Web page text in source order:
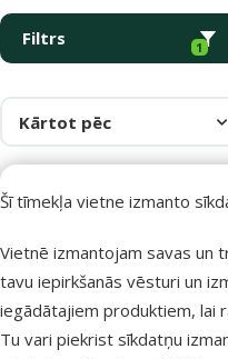
Šī tīmekļa vietne izmanto
Vietnē izmantojam savas un
tavu iepirkšanās vēsturi un
iegādātajiem produktiem, lai
Tu vari piekrist sīkdatņu
Filtrs 1
Kārtot pēc